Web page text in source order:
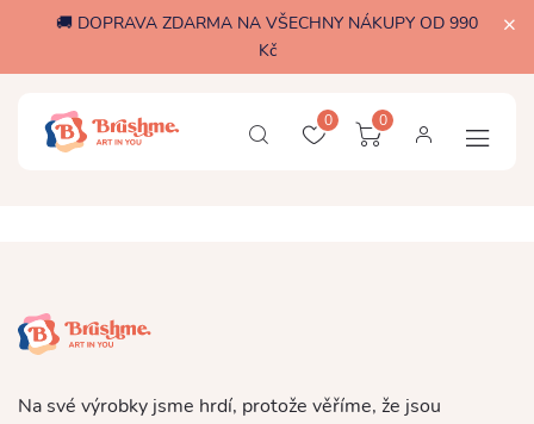
🚚 DOPRAVA ZDARMA NA VŠECHNY NÁKUPY OD 990
Kč
0 0
Na své výrobky jsme hrdí, protože věříme, že jsou